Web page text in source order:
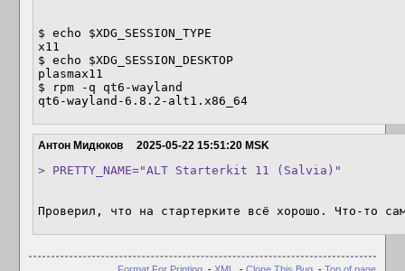
$ echo $XDG_SESSION_TYPE
x11
$ echo $XDG_SESSION_DESKTOP
plasmax11
$ rpm -q qt6-wayland
qt6-wayland-6.8.2-alt1.x86_64
Антон Мидюков 2025-05-22 15:51:20 MSK
> PRETTY_NAME="ALT Starterkit 11 (Salvia)"
Проверил, что на стартерките всё хорошо. Что-то